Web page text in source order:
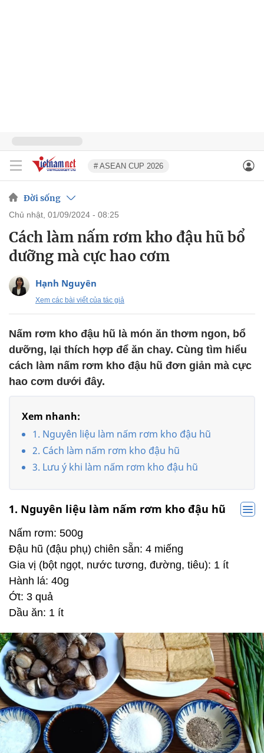
# ASEAN CUP 2026
Đời sống
chủ nhật, 01/09/2024 - 08:25
Cách làm nấm rơm kho đậu hũ bổ
dưỡng mà cực hao cơm
Hạnh Nguyên
Xem các bài viết của tác giả
Nấm rơm kho đậu hũ là món ăn thơm ngon, bổ
dưỡng, lại thích hợp để ăn chay. Cùng tìm hiểu
cách làm nấm rơm kho đậu hũ đơn giản mà cực
hao cơm dưới đây.
Xem nhanh:
1. Nguyên liệu làm nấm rơm kho đậu hũ
2. Cách làm nấm rơm kho đậu hũ
3. Lưu ý khi làm nấm rơm kho đậu hũ
1. Nguyên liệu làm nấm rơm kho đậu hũ
Nấm rơm: 500g
Đậu hũ (đậu phụ) chiên sẵn: 4 miếng
Gia vị (bột ngọt, nước tương, đường, tiêu): 1 ít
Hành lá: 40g
Ớt: 3 quả
Dầu ăn: 1 ít